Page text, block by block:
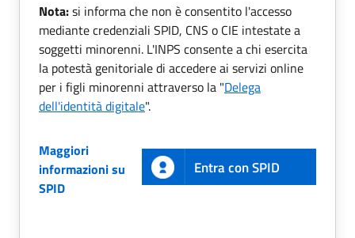
Nota:si informa che non è consentito l'accesso
mediante credenziali SPID, CNS o CIE intestate a
soggetti minorenni. L'INPS consente a chi esercita
la potestà genitoriale di accedere ai servizi online
per i figli minorenni attraverso la "Delega
dell'identità digitale".
Maggiori
informazioni su
SPID
Entra con SPID